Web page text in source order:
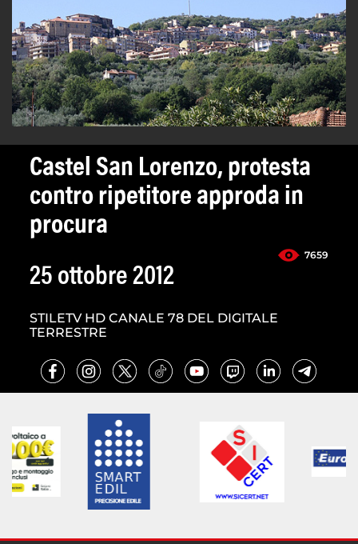
Castel San Lorenzo, protesta
contro ripetitore approda in
procura
7659
25 ottobre 2012
STILETV HD CANALE 78 DEL DIGITALE
TERRESTRE